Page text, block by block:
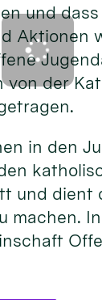
und
Aktionen
der
in den
und dient
machen.